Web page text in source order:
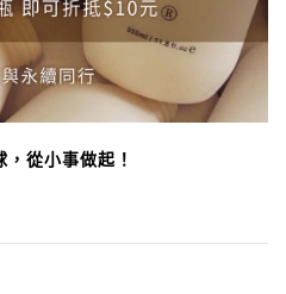
，從小事做起！